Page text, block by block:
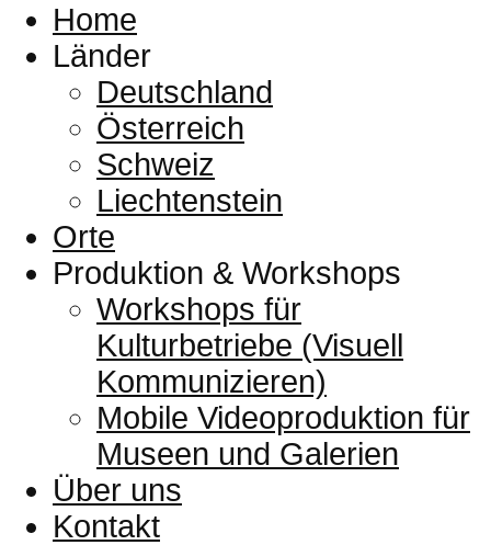
Home
Länder
Deutschland
Österreich
Schweiz
Liechtenstein
Orte
Produktion & Workshops
Workshops für
Kulturbetriebe (Visuell
Kommunizieren)
Mobile Videoproduktion für
Museen und Galerien
Über uns
Kontakt